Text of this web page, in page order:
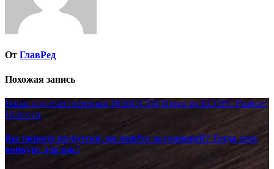
От ГлавРед
Похожая запись
Наши соотечественники НОВОСТИ Новости КСОРС Разное/
Новости
Вы пишете по-русски, но живёте за границей? Тогда этот
конкурс для вас!